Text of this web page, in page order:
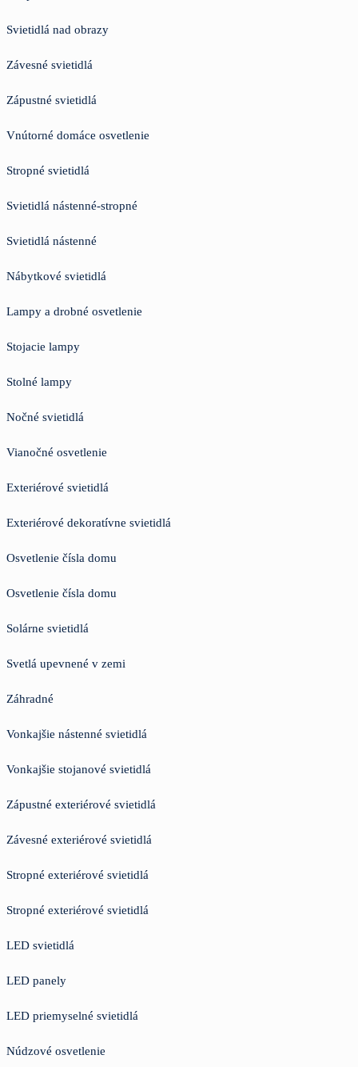
Svietidlá nad obrazy
Závesné svietidlá
Zápustné svietidlá
Vnútorné domáce osvetlenie
Stropné svietidlá
Svietidlá nástenné-stropné
Svietidlá nástenné
Nábytkové svietidlá
Lampy a drobné osvetlenie
Stojacie lampy
Stolné lampy
Nočné svietidlá
Vianočné osvetlenie
Exteriérové svietidlá
Exteriérové dekoratívne svietidlá
Osvetlenie čísla domu
Osvetlenie čísla domu
Solárne svietidlá
Svetlá upevnené v zemi
Záhradné
Vonkajšie nástenné svietidlá
Vonkajšie stojanové svietidlá
Zápustné exteriérové svietidlá
Závesné exteriérové svietidlá
Stropné exteriérové svietidlá
Stropné exteriérové svietidlá
LED svietidlá
LED panely
LED priemyselné svietidlá
Núdzové osvetlenie